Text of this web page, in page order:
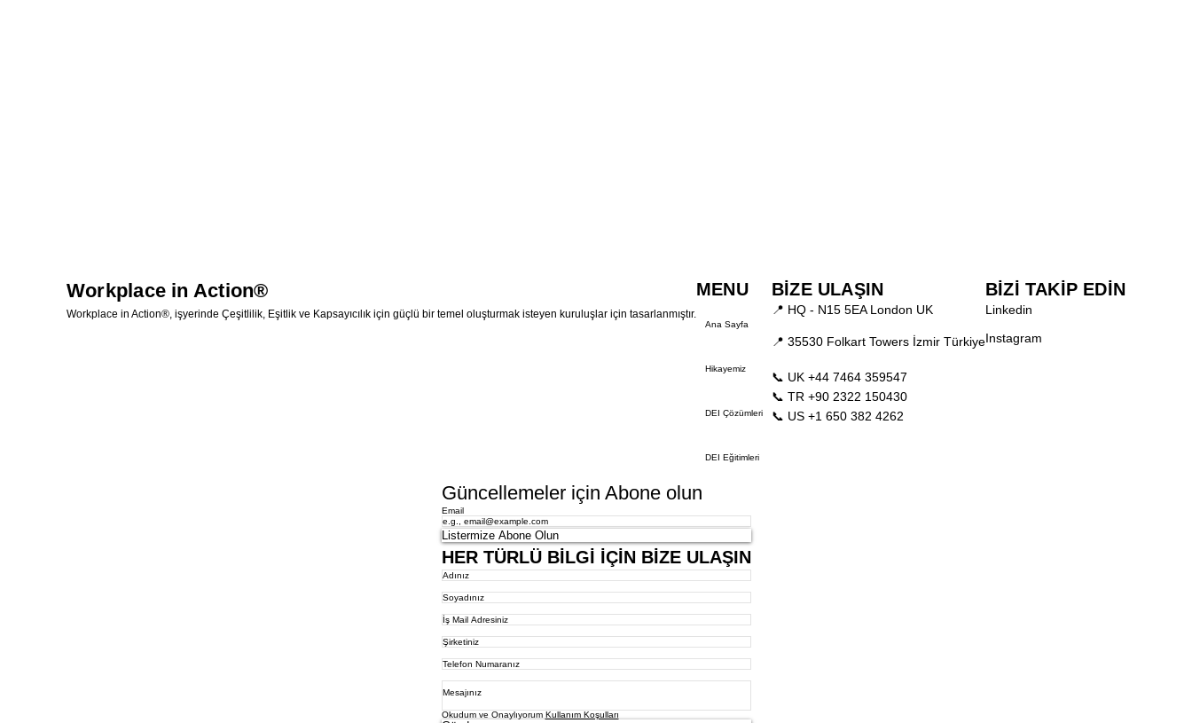
Workplace in Action®
Workplace in Action®, işyerinde Çeşitlilik, Eşitlik ve Kapsayıcılık için güçlü bir temel oluşturmak isteyen kuruluşlar için tasarlanmıştır.
MENU
Ana Sayfa
Hikayemiz
DEI Çözümleri
DEI Eğitimleri
BİZE ULAŞIN
📍 HQ - N15 5EA London UK
📍 35530 Folkart Towers İzmir Türkiye
📞 UK +44 7464 359547
📞 TR +90 2322 150430
📞 US +1 650 382 4262
BİZİ TAKİP EDİN
Linkedin
Instagram
Güncellemeler için Abone olun
Email
Listermize Abone Olun
HER TÜRLÜ BİLGİ İÇİN BİZE ULAŞIN
Okudum ve Onaylıyorum Kullanım Koşulları